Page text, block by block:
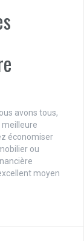
avons tous,
économiser
ou
moyen